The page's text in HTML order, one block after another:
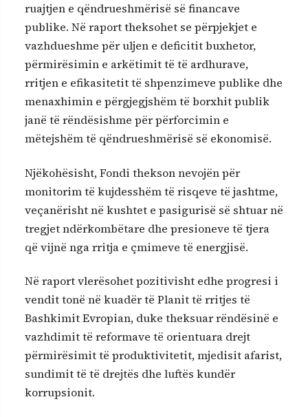
ruajtjen e qëndrueshmërisë së financave
publike. Në raport theksohet se përpjekjet e
vazhdueshme për uljen e deficitit buxhetor,
përmirësimin e arkëtimit të të ardhurave,
rritjen e efikasitetit të shpenzimeve publike dhe
menaxhimin e përgjegjshëm të borxhit publik
janë të rëndësishme për përforcimin e
mëtejshëm të qëndrueshmërisë së ekonomisë.
Njëkohësisht, Fondi thekson nevojën për
monitorim të kujdesshëm të risqeve të jashtme,
veçanërisht në kushtet e pasigurisë së shtuar në
tregjet ndërkombëtare dhe presioneve të tjera
që vijnë nga rritja e çmimeve të energjisë.
Në raport vlerësohet pozitivisht edhe progresi i
vendit tonë në kuadër të Planit të rritjes të
Bashkimit Evropian, duke theksuar rëndësinë e
vazhdimit të reformave të orientuara drejt
përmirësimit të produktivitetit, mjedisit afarist,
sundimit të të drejtës dhe luftës kundër
korrupsionit.